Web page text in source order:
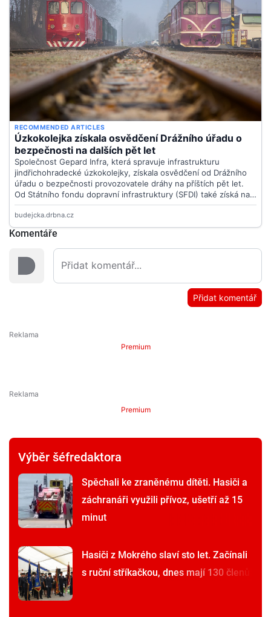
Komentáře
Přidat komentář
Premium
Premium
Výběr šéfredaktora
Spěchali ke zraněnému dítěti. Hasiči a
záchranáři využili přívoz, ušetří až 15
minut
Hasiči z Mokrého slaví sto let. Začínali
s ruční stříkačkou, dnes mají 130 členů